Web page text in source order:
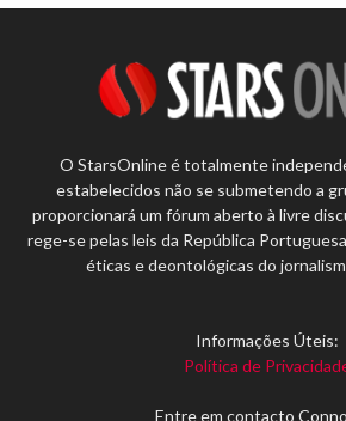
O StarsOnline é totalmente
estabelecidos não se submetendo a
proporcionará um fórum aberto à livre
rege-se pelas leis da República
éticas e deontológicas do
Informações Úteis:
Política de
Entre em contacto